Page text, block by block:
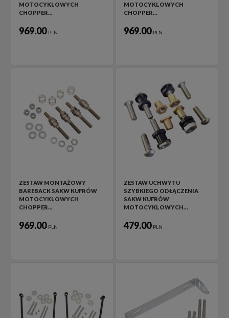
MOTOCYKLOWYCH
CHOPPER…
969.00 PLN
MOTOCYKLOWYCH
CHOPPER…
969.00 PLN
ZESTAW MONTAŻOWY
BAREBACK SAKW KUFRÓW
MOTOCYKLOWYCH
CHOPPER…
969.00 PLN
ZESTAW UCHWYTU
SZYBKIEGO ODŁĄCZENIA
SAKW KUFRÓW
MOTOCYKLOWYCH…
479.00 PLN